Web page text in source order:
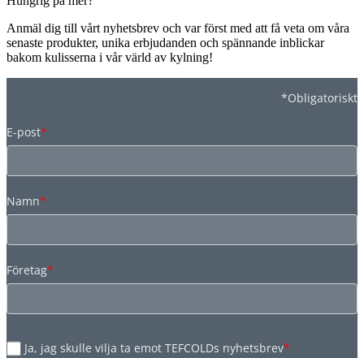
Anmäl dig till vårt nyhetsbrev och var först med att få veta om våra
senaste produkter, unika erbjudanden och spännande inblickar
bakom kulisserna i vår värld av kylning!
*Obligatoriskt
E-post*
Namn*
Företag*
Ja, jag skulle vilja ta emot TEFCOLDs nyhetsbrev*